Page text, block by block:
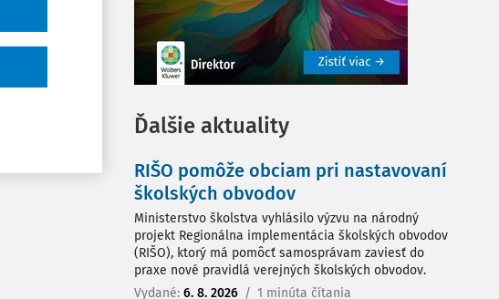
Ďalšie aktuality
RIŠO pomôže obciam pri nastavovaní
školských obvodov
Ministerstvo školstva vyhlásilo výzvu na národný
projekt Regionálna implementácia školských obvodov
(RIŠO), ktorý má pomôcť samosprávam zaviesť do
praxe nové pravidlá verejných školských obvodov.
Vydané: 6. 8. 2026 / 1 minúta čítania